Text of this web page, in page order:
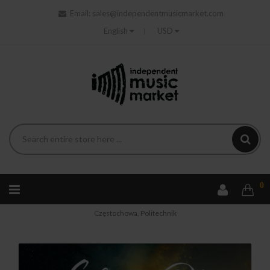
Email:
sales@independentmusicmarket.com
English
USD
0
Bilet Kolekcjonerski ShataQS - 30.10.2026 –
Częstochowa, Politechnik